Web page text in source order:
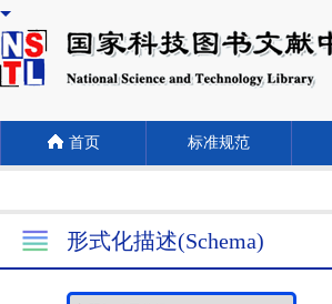
首页 标准规范
形式化描述(Schema)